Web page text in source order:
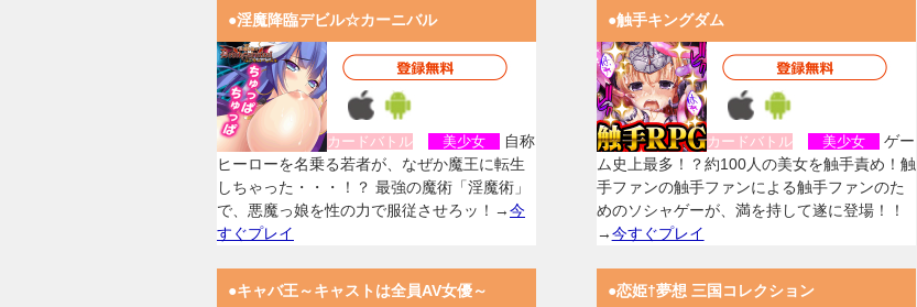
●淫魔降臨デビル☆カーニバル
カードバトル 美少女
自称
ヒーローを名乗る若者が、なぜか魔王に転生
しちゃった・・・！？ 最強の魔術「淫魔術」
で、悪魔っ娘を性の力で服従させろッ！→今
すぐプレイ
●触手キングダム
カードバトル 美少女
ゲー
ム史上最多！？約100人の美女を触手責め！触
手ファンの触手ファンによる触手ファンのた
めのソシャゲーが、満を持して遂に登場！！
→今すぐプレイ
●キャバ王～キャストは全員AV女優～ ●恋姫†夢想 三国コレクション